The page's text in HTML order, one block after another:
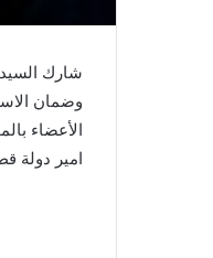
شارك السيد
وضمان
الأعضاء
امير دولة